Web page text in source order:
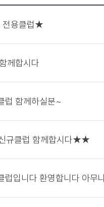
용클럽★
께합시다
럽 함께하실분~
규클럽 함께합시다★★
럽입니다 환영합니다 아무